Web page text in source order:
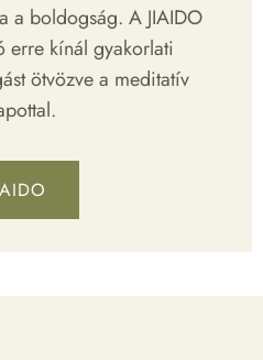
a boldogság. A JIAIDO
erre kínál gyakorlati
ötvözve a meditatív